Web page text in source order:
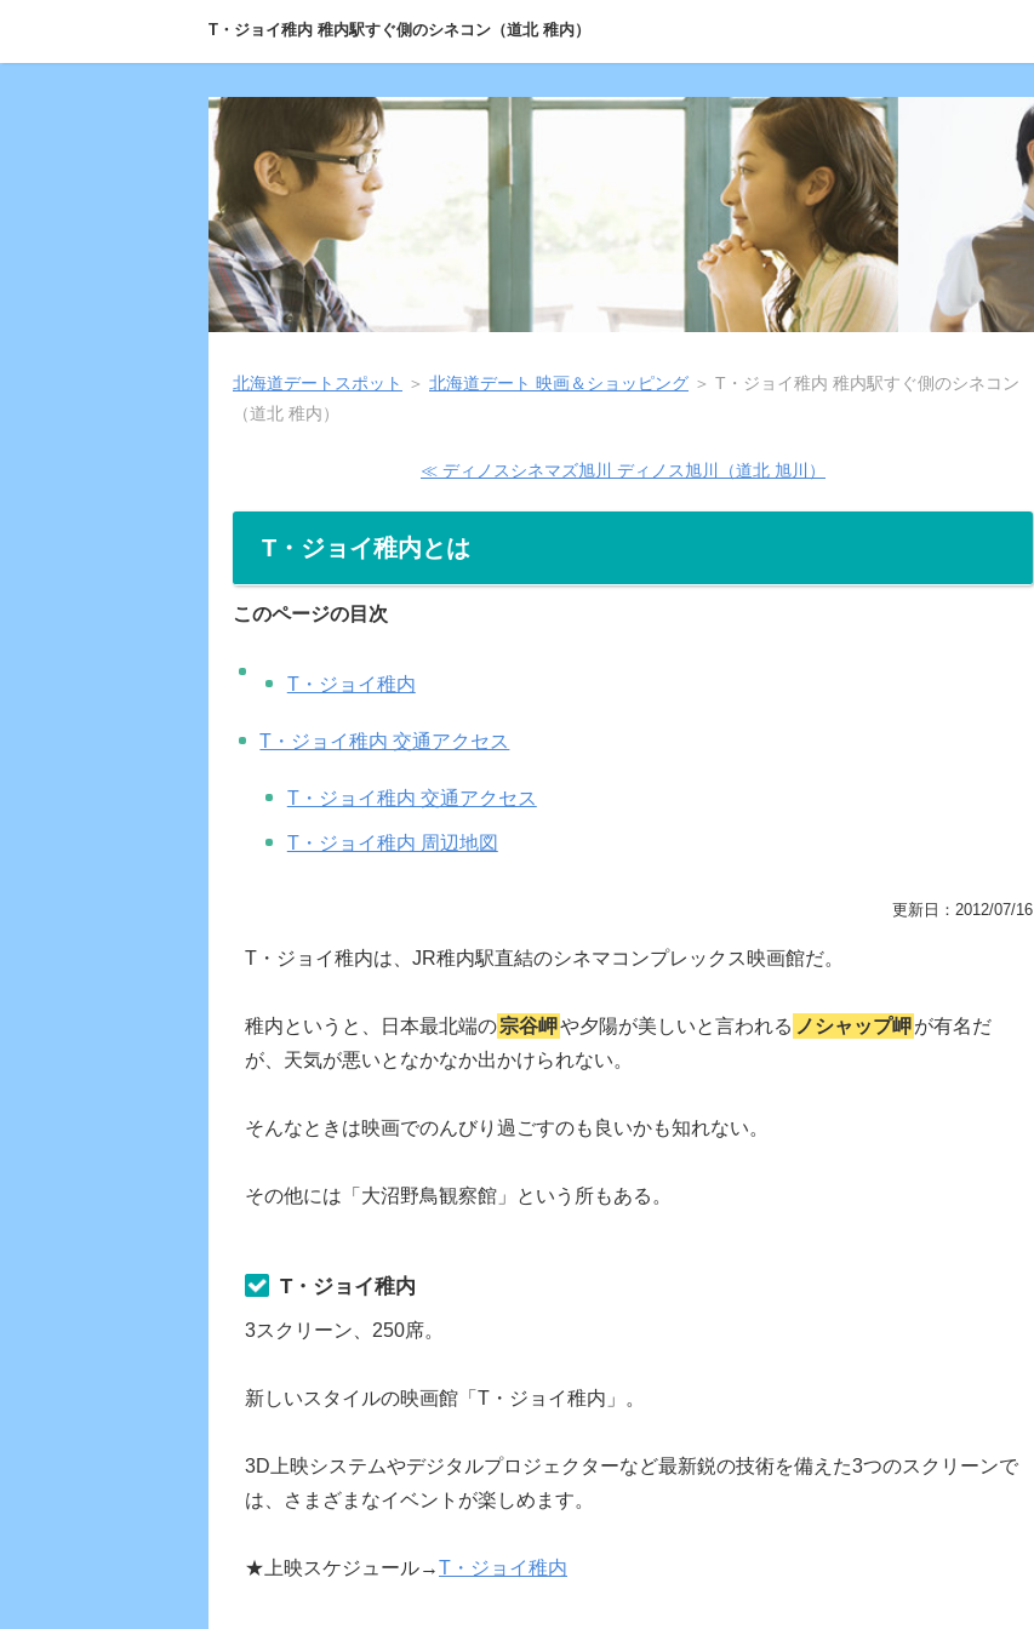
T・ジョイ稚内 稚内駅すぐ側のシネコン（道北 稚内）
北海道デートスポット ＞ 北海道デート 映画＆ショッピング ＞ T・ジョイ稚内 稚内駅すぐ側のシネコン
（道北 稚内）
≪ ディノスシネマズ旭川 ディノス旭川（道北 旭川）
T・ジョイ稚内とは
このページの目次
T・ジョイ稚内
T・ジョイ稚内 交通アクセス
T・ジョイ稚内 交通アクセス
T・ジョイ稚内 周辺地図
更新日： 2012/07/16
T・ジョイ稚内は、JR稚内駅直結のシネマコンプレックス映画館だ。
稚内というと、日本最北端の宗谷岬や夕陽が美しいと言われる ノシャップ岬が有名だ
が、天気が悪いとなかなか出かけられない。
そんなときは映画でのんびり過ごすのも良いかも知れない。
その他には「大沼野鳥観察館」という所もある。
T・ジョイ稚内
3スクリーン、250席。
新しいスタイルの映画館「T・ジョイ稚内」。
3D上映システムやデジタルプロジェクターなど最新鋭の技術を備えた3つのスクリーンで
は、さまざまなイベントが楽しめます。
★上映スケジュール→T・ジョイ稚内